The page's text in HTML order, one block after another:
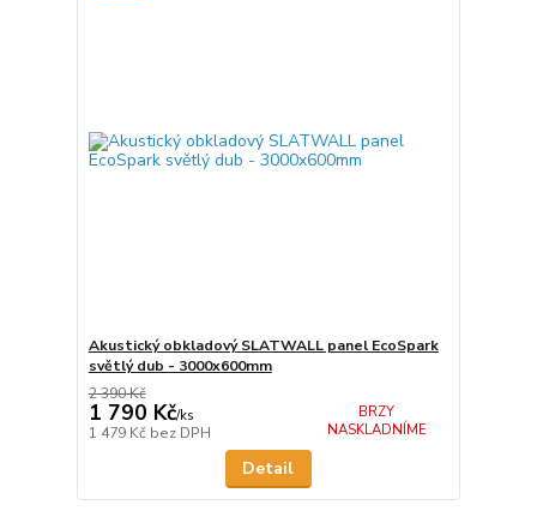
Akustický obkladový SLATWALL panel EcoSpark
světlý dub - 3000x600mm
2 390 Kč
1 790 Kč/ks
1 479 Kč bez DPH
BRZY
NASKLADNÍME
Detail